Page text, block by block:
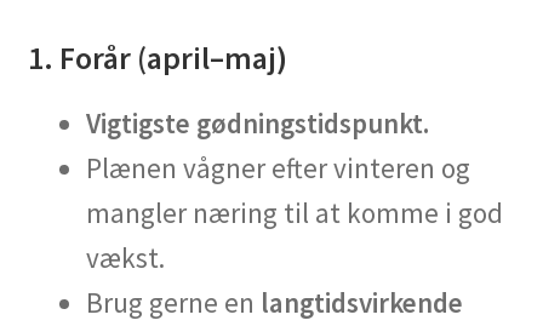
1. Forår (april–maj)
Vigtigste gødningstidspunkt.
Plænen vågner efter vinteren og
mangler næring til at komme i god
vækst.
Brug gerne en langtidsvirkende